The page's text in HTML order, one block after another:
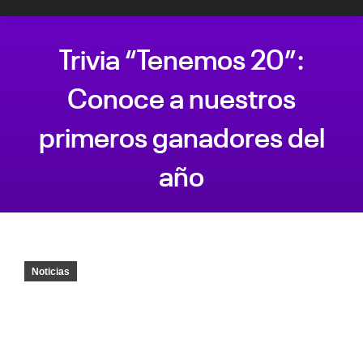
Trivia “Tenemos 20”:
Conoce a nuestros
primeros ganadores del
año
Noticias